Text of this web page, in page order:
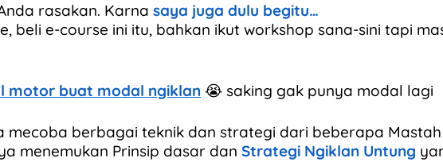
rasakan. Karna saya juga dulu begitu…
beli e-course ini itu, bahkan ikut workshop sana-sini tapi
motor buat modal ngiklan 😭 saking gak punya modal lagi
mecoba berbagai teknik dan strategi dari beberapa Mastah
menemukan Prinsip dasar dan Strategi Ngiklan Untung